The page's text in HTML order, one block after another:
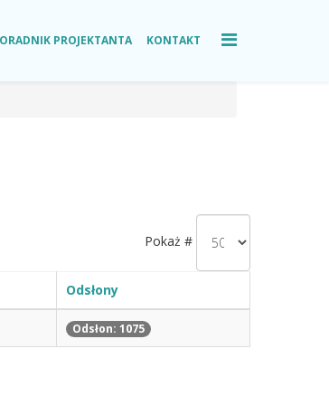
PROJEKTANTA KONTAKT
Pokaż #
Odsłony
Odsłon: 1075